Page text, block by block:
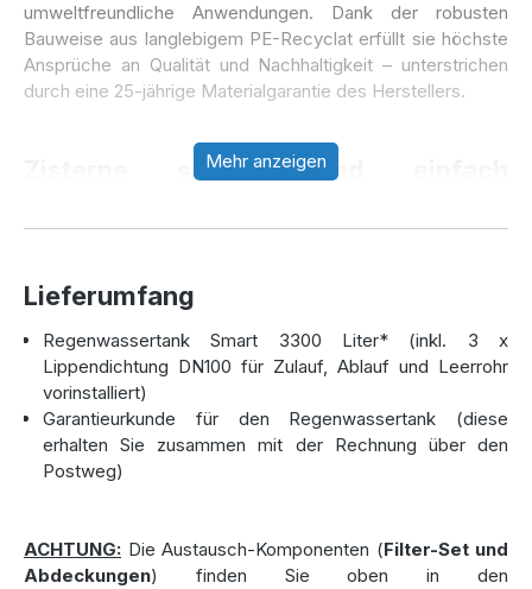
umweltfreundliche Anwendungen. Dank der robusten
Bauweise aus langlebigem PE-Recyclat erfüllt sie höchste
Ansprüche an Qualität und Nachhaltigkeit – unterstrichen
durch eine 25-jährige Materialgarantie des Herstellers.
Zisterne schnell und einfach
2400 mm Länge passt die Zisterne auch in kleinere Gärten
oder Bereiche mit begrenztem Platzangebot. Trotz ihres
geringen Gewichts von nur 110 kg bietet sie hervorragende
Stabilität und ermöglicht eine einfache Installation, selbst
ohne schweres Gerät. Die vorinstallierten Anschlüsse (3 x
DN100 mit Lippendichtung für Zulauf, Ablauf und Leerrohr)
erleichtern den Anschluss und sparen Zeit. Sollten Sie eine
tiefere Einbauposition wünschen oder bei der Einbauhöhe
sorgt dafür, dass die Zisterne auch bei größeren
Einbautiefen problemlos zugänglich bleibt – eine ideale
Mehr anzeigen
Lieferumfang
Regenwassertank Smart 3300 Liter* (inkl. 3 x
Lippendichtung DN100 für Zulauf, Ablauf und Leerrohr
vorinstalliert)
Garantieurkunde für den Regenwassertank (diese
erhalten Sie zusammen mit der Rechnung über den
Postweg)
ACHTUNG: Die Austausch-Komponenten (Filter-Set und
Abdeckungen) finden Sie oben in den